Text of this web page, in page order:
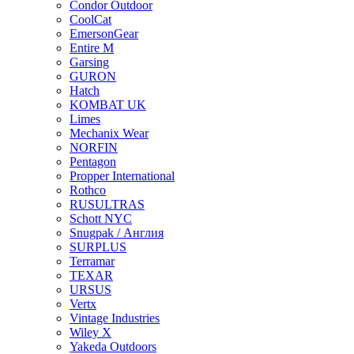
Condor Outdoor
CoolCat
EmersonGear
Entire M
Garsing
GURON
Hatch
KOMBAT UK
Limes
Mechanix Wear
NORFIN
Pentagon
Propper International
Rothco
RUSULTRAS
Schott NYC
Snugpak / Англия
SURPLUS
Terramar
TEXAR
URSUS
Vertx
Vintage Industries
Wiley X
Yakeda Outdoors